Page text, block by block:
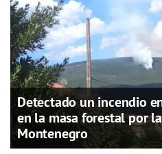
Detectado un incendio
en la masa forestal por
Montenegro